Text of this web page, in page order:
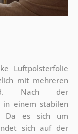
Luftpolsterfolie
mit mehreren
Nach der
in einem stabilen
Da es sich um
sich auf der